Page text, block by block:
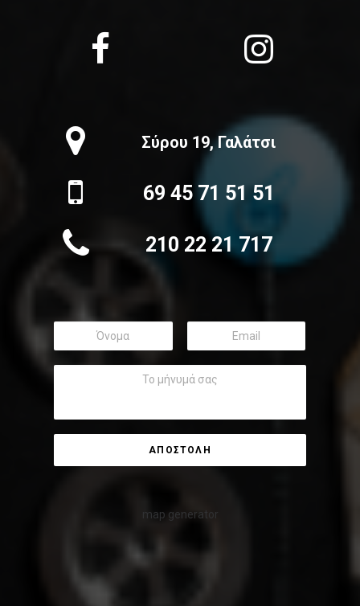
Σύρου 19, Γαλάτσι
69 45 71 51 51
210 22 21 717
map generator